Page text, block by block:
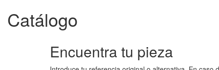
Catálogo
Encuentra tu pieza